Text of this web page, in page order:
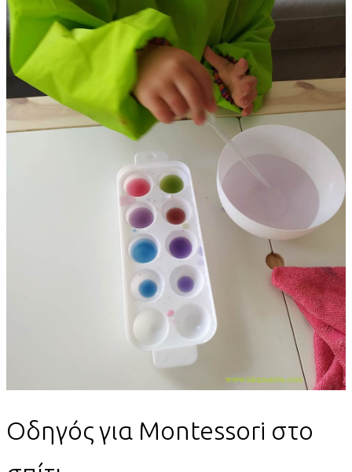
Οδηγός για Montessori στο